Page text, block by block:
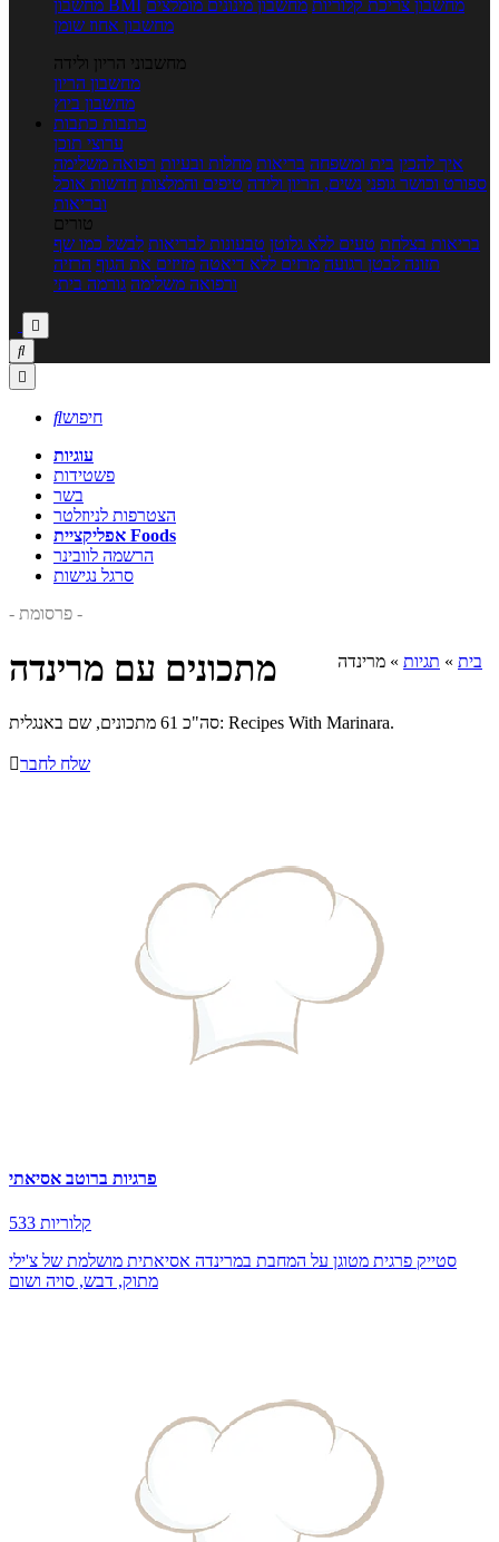
מחשבון BMI
מחשבון צריכת קלוריות מחשבון מינונים מומלצים
מחשבון אחוז שומן
מחשבוני הריון ולידה
מחשבון הריון
מחשבון ביוץ
כתבות כתבות
ערוצי תוכן
איך להכין בית ומשפחה בריאות מחלות ובעיות רפואה משלימה
ספורט וכושר גופני נשים, הריון ולידה טיפים והמלצות חדשות אוכל
ובריאות
טורים
בריאות בצלחת טעים ללא גלוטן טבעונות לבריאות לבשל כמו שף
תזונה לבטן רגועה מרזים ללא דיאטה מזיזים את הגוף הרזיה
ורפואה משלימה גורמה ביתי



חיפוש
עוגיות
פשטידות
בשר
הצטרפות לניוזלטר
אפליקציית Foods
הרשמה לוובינר
סרגל נגישות
- פרסומת -
בית » תגיות » מרינדה מתכונים עם מרינדה
סה"כ 61 מתכונים, שם באנגלית: Recipes With Marinara.
שלח לחבר
פרגיות ברוטב אסיאתי
533 קלוריות
סטייק פרגית מטוגן על המחבת במרינדה אסיאתית מושלמת של צ'ילי
מתוק, דבש, סויה ושום